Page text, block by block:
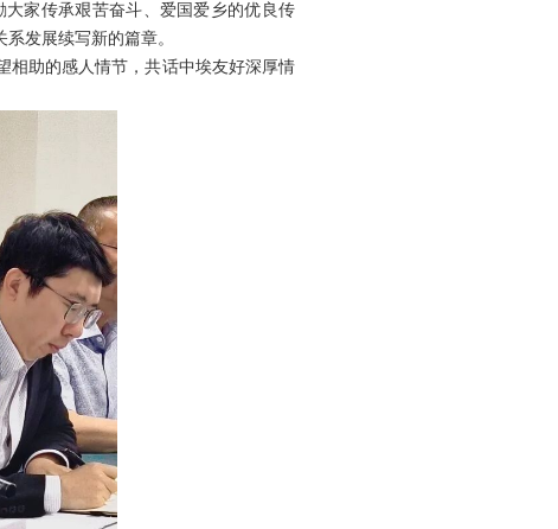
家传承艰苦奋斗、爱国爱乡的优良传
发展续写新的篇章。
相助的感人情节，共话中埃友好深厚情